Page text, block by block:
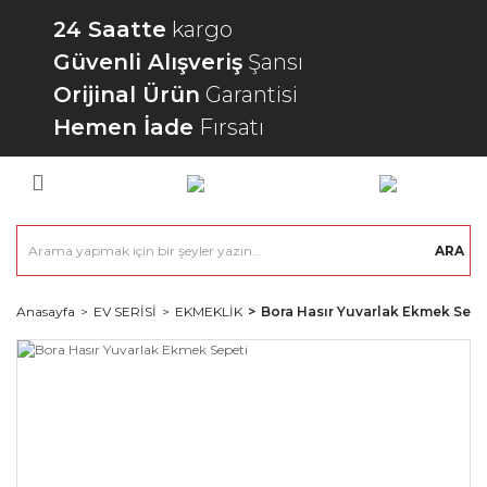
24 Saatte kargo
Güvenli Alışveriş Şansı
Orijinal Ürün Garantisi
Hemen İade Fırsatı
ARA
Anasayfa EV SERİSİ EKMEKLİK Bora Hasır Yuvarlak Ekmek